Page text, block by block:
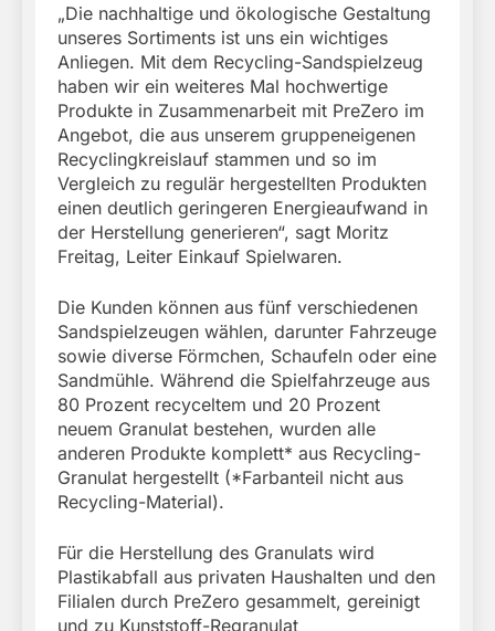
„Die nachhaltige und ökologische Gestaltung
unseres Sortiments ist uns ein wichtiges
Anliegen. Mit dem Recycling-Sandspielzeug
haben wir ein weiteres Mal hochwertige
Produkte in Zusammenarbeit mit PreZero im
Angebot, die aus unserem gruppeneigenen
Recyclingkreislauf stammen und so im
Vergleich zu regulär hergestellten Produkten
einen deutlich geringeren Energieaufwand in
der Herstellung generieren“, sagt Moritz
Freitag, Leiter Einkauf Spielwaren.
Die Kunden können aus fünf verschiedenen
Sandspielzeugen wählen, darunter Fahrzeuge
sowie diverse Förmchen, Schaufeln oder eine
Sandmühle. Während die Spielfahrzeuge aus
80 Prozent recyceltem und 20 Prozent
neuem Granulat bestehen, wurden alle
anderen Produkte komplett* aus Recycling-
Granulat hergestellt (*Farbanteil nicht aus
Recycling-Material).
Für die Herstellung des Granulats wird
Plastikabfall aus privaten Haushalten und den
Filialen durch PreZero gesammelt, gereinigt
und zu Kunststoff-Regranulat